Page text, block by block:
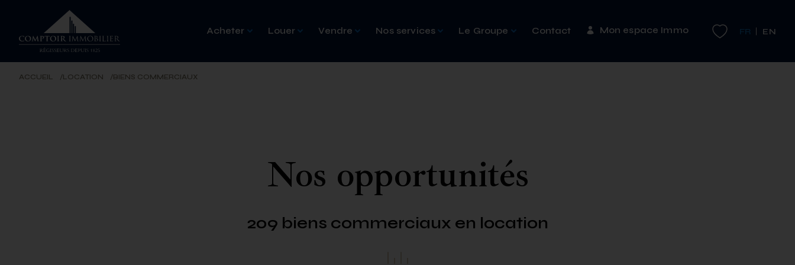
Acheter Louer Vendre Nos services Le Groupe Contact Mon espace Immo FR EN
ACCUEIL LOCATION BIENS COMMERCIAUX
Nos opportunités
209 biens commerciaux en location